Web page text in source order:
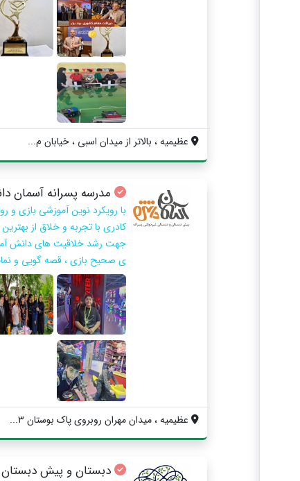
عظیمیه ، بالاتر از میدان اسبی ، خیابان م...
مدرسه پسرانه آسمان
با رویکرد نوین آموزشی بازی و
کادری با تجربه و خلاق از
جهت رشد خلاقیت ھای دانش
ی صحیح بازی ، قصه گویی و
عظيميه ، ميدان مهران روبروی پاک بوستان ۳...
دبستان و پیش دبستان